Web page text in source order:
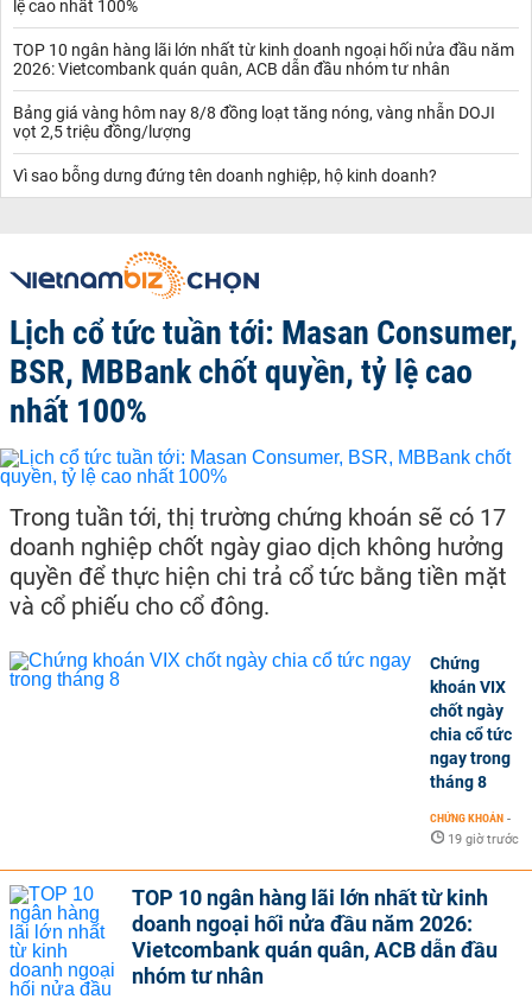
lệ cao nhất 100%
TOP 10 ngân hàng lãi lớn nhất từ kinh doanh ngoại hối nửa đầu năm
2026: Vietcombank quán quân, ACB dẫn đầu nhóm tư nhân
Bảng giá vàng hôm nay 8/8 đồng loạt tăng nóng, vàng nhẫn DOJI
vọt 2,5 triệu đồng/lượng
Vì sao bỗng dưng đứng tên doanh nghiệp, hộ kinh doanh?
Lịch cổ tức tuần tới: Masan Consumer,
BSR, MBBank chốt quyền, tỷ lệ cao
nhất 100%
Trong tuần tới, thị trường chứng khoán sẽ có 17
doanh nghiệp chốt ngày giao dịch không hưởng
quyền để thực hiện chi trả cổ tức bằng tiền mặt
và cổ phiếu cho cổ đông.
Chứng
khoán VIX
chốt ngày
chia cổ tức
ngay trong
tháng 8
CHỨNG KHOÁN -
19 giờ trước
TOP 10 ngân hàng lãi lớn nhất từ kinh
doanh ngoại hối nửa đầu năm 2026:
Vietcombank quán quân, ACB dẫn đầu
nhóm tư nhân